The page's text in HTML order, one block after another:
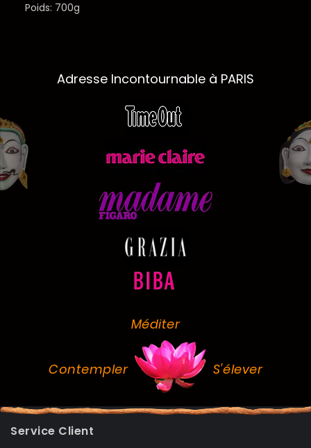
Poids: 700g
Adresse Incontournable à PARIS
Méditer
Contempler S'élever
Service Client